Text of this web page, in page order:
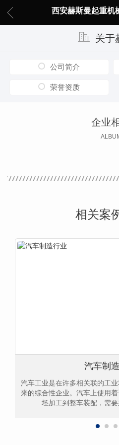
西安赫斯曼起重机
关于
公司简介
荣誉资质
企业
相关案
汽车制
汽车工业是在许多相关联的工
来的综合性企业。汽车上使用
坯加工到整车装配，需要